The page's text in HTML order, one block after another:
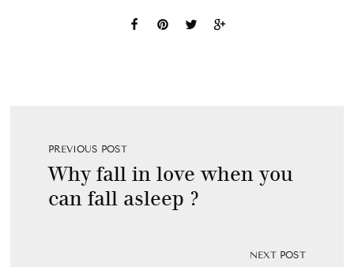
PREVIOUS POST
Why fall in love when you
can fall asleep ?
NEXT POST